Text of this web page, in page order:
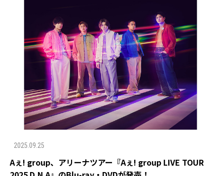
2025.09.25
Aぇ! group、アリーナツアー『Aぇ! group LIVE TOUR